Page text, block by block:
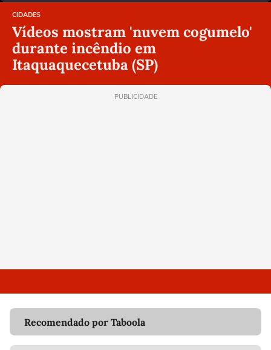
CIDADES
Vídeos mostram 'nuvem cogumelo'
durante incêndio em
Itaquaquecetuba (SP)
PUBLICIDADE
Recomendado por Taboola